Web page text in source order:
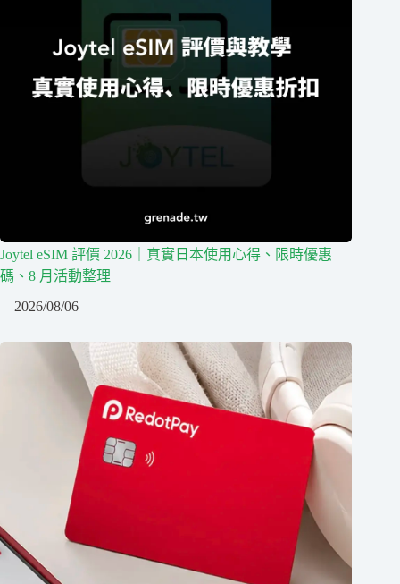
Joytel eSIM 評價 2026｜真實日本使用心得、限時優惠
碼、8 月活動整理
2026/08/06